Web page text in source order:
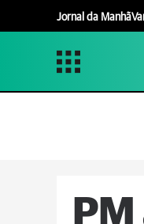
Jornal da Manhã